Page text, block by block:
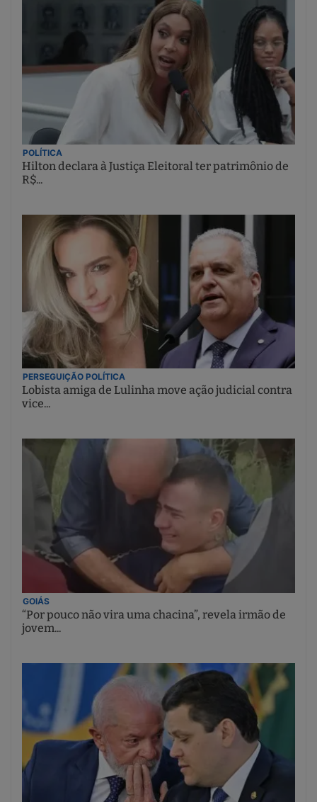
POLÍTICA
Hilton declara à Justiça Eleitoral ter patrimônio de
R$...
PERSEGUIÇÃO POLÍTICA
Lobista amiga de Lulinha move ação judicial contra
vice...
GOIÁS
“Por pouco não vira uma chacina”, revela irmão de
jovem...